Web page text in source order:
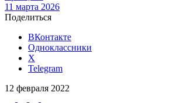
11 марта 2026
Поделиться
ВКонтакте
Одноклассники
X
Telegram
12 февраля 2022